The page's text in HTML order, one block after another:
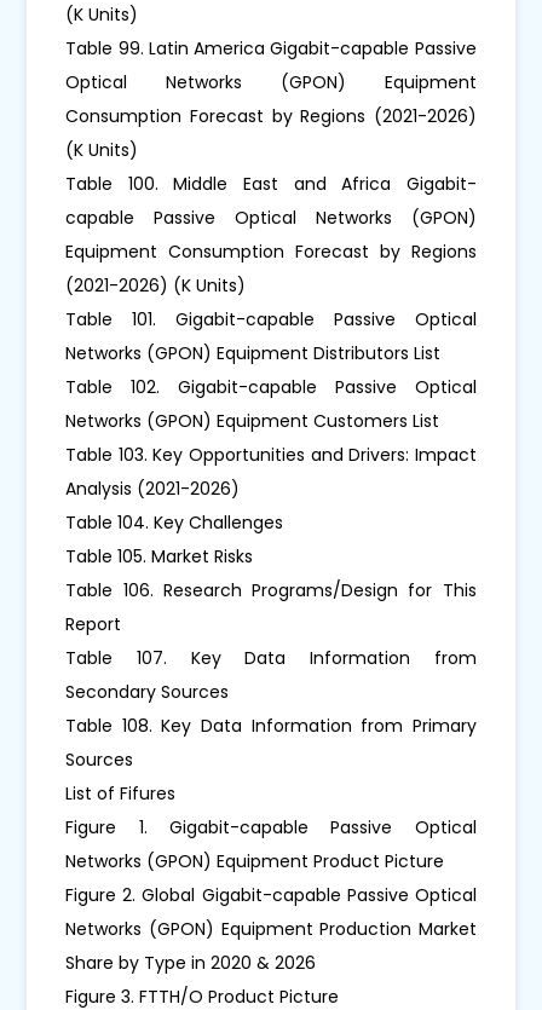
(K Units)
Table 99. Latin America Gigabit-capable Passive
Optical Networks (GPON) Equipment
Consumption Forecast by Regions (2021-2026)
(K Units)
Table 100. Middle East and Africa Gigabit-
capable Passive Optical Networks (GPON)
Equipment Consumption Forecast by Regions
(2021-2026) (K Units)
Table 101. Gigabit-capable Passive Optical
Networks (GPON) Equipment Distributors List
Table 102. Gigabit-capable Passive Optical
Networks (GPON) Equipment Customers List
Table 103. Key Opportunities and Drivers: Impact
Analysis (2021-2026)
Table 104. Key Challenges
Table 105. Market Risks
Table 106. Research Programs/Design for This
Report
Table 107. Key Data Information from
Secondary Sources
Table 108. Key Data Information from Primary
Sources
List of Fifures
Figure 1. Gigabit-capable Passive Optical
Networks (GPON) Equipment Product Picture
Figure 2. Global Gigabit-capable Passive Optical
Networks (GPON) Equipment Production Market
Share by Type in 2020 & 2026
Figure 3. FTTH/O Product Picture